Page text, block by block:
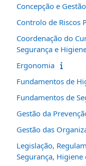
Concepção e
Controlo de Riscos
Coordenação do
Segurança e
Ergonomia
Fundamentos de
Fundamentos de
Gestão da
Gestão das
Legislação,
Segurança, Higiene